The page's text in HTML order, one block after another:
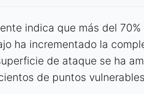
indica que más del 70%
ha incrementado la
de ataque se ha
de puntos